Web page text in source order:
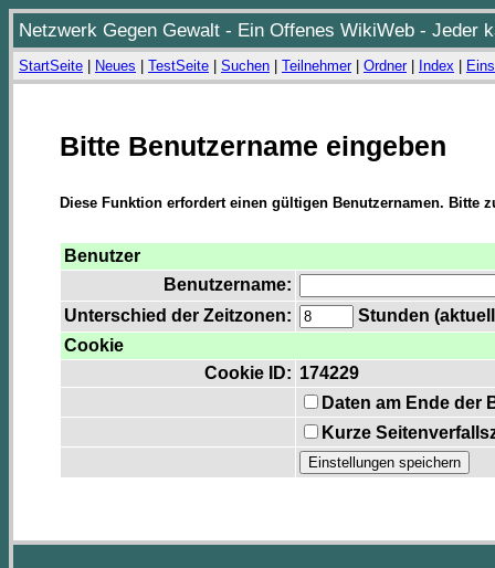
Netzwerk Gegen Gewalt - Ein Offenes WikiWeb - Jeder
StartSeite Neues TestSeite Suchen Teilnehmer| Ordner| Index
Bitte Benutzername eingeben
Diese Funktion erfordert einen gültigen Benutzernamen. Bitte
Benutzer
Benutzername:
Unterschied der Zeitzonen:
Stunden
Cookie
Cookie ID: 174229
Daten am Ende der
Kurze